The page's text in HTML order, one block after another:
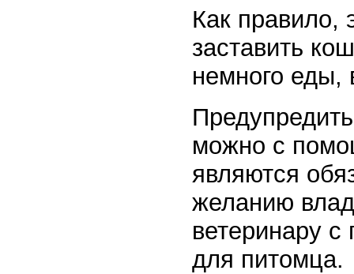
Как правило,
заставить
немного еды,
можно с
являются
желанию
ветеринару с
для питомца.